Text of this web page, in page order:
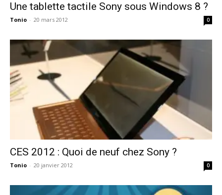
Une tablette tactile Sony sous Windows 8 ?
Tonio - 20 mars 2012 0
CES 2012 : Quoi de neuf chez Sony ?
Tonio - 20 janvier 2012 0